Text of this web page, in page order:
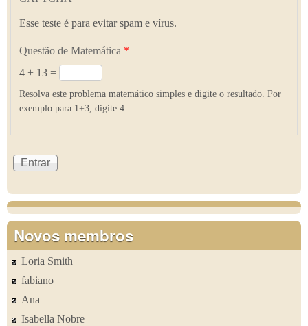
Esse teste é para evitar spam e vírus.
Questão de Matemática *
4 + 13 =
Resolva este problema matemático simples e digite o resultado. Por
exemplo para 1+3, digite 4.
Novos membros
Loria Smith
fabiano
Ana
Isabella Nobre